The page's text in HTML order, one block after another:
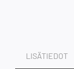
LISÄTIEDOT